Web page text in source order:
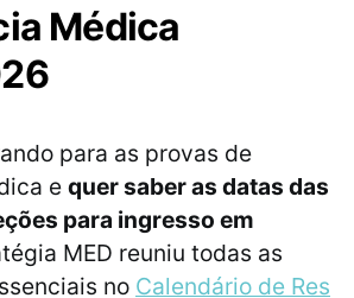
Médica
para as provas de
e quer saber as datas das
para ingresso em
MED reuniu todas as
no Calendário de Res